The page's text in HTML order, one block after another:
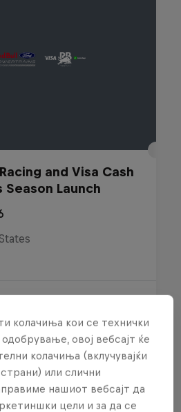
and Visa Cash
Season Launch
колачиња кои се технички
овој вебсајт ќе
колачиња (вклучувајќи
или слични
нашиот вебсајт да
цели и за да се